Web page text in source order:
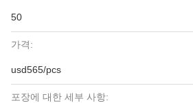
50
가격:
usd565/pcs
포장에 대한 세부 사항: